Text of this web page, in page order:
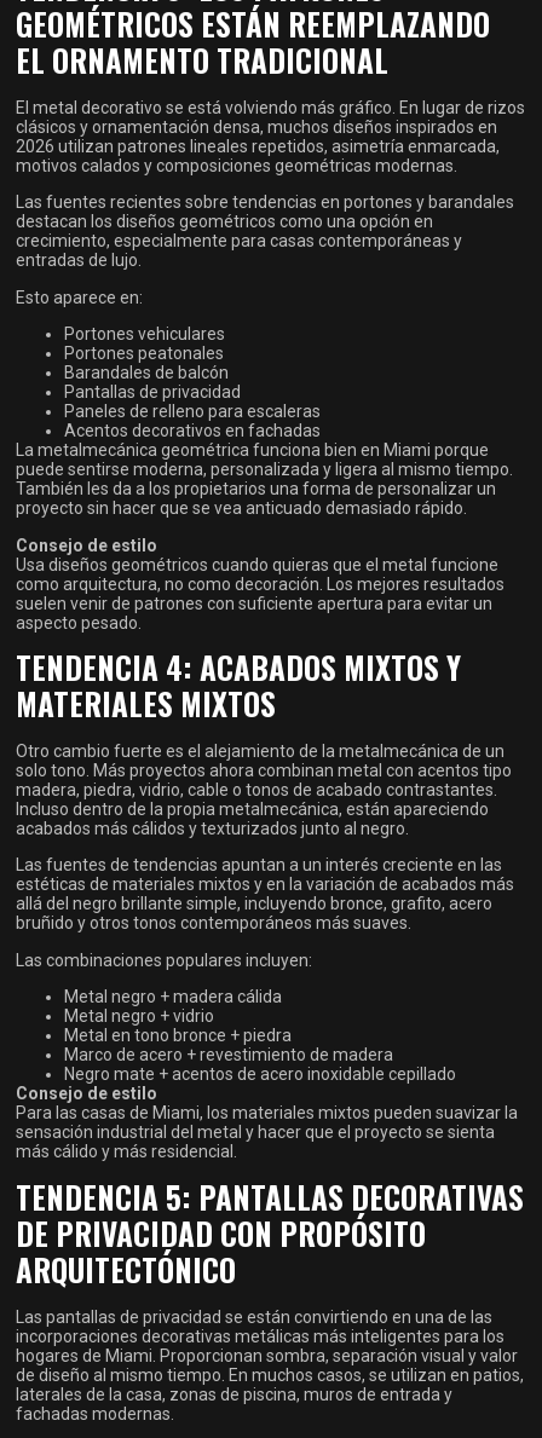
GEOMÉTRICOS ESTÁN REEMPLAZANDO
EL ORNAMENTO TRADICIONAL
El metal decorativo se está volviendo más gráfico. En lugar de rizos
clásicos y ornamentación densa, muchos diseños inspirados en
2026 utilizan patrones lineales repetidos, asimetría enmarcada,
motivos calados y composiciones geométricas modernas.
Las fuentes recientes sobre tendencias en portones y barandales
destacan los diseños geométricos como una opción en
crecimiento, especialmente para casas contemporáneas y
entradas de lujo.
Esto aparece en:
Portones vehiculares
Portones peatonales
Barandales de balcón
Pantallas de privacidad
Paneles de relleno para escaleras
Acentos decorativos en fachadas
La metalmecánica geométrica funciona bien en Miami porque
puede sentirse moderna, personalizada y ligera al mismo tiempo.
También les da a los propietarios una forma de personalizar un
proyecto sin hacer que se vea anticuado demasiado rápido.
Consejo de estilo
Usa diseños geométricos cuando quieras que el metal funcione
como arquitectura, no como decoración. Los mejores resultados
suelen venir de patrones con suficiente apertura para evitar un
aspecto pesado.
TENDENCIA 4: ACABADOS MIXTOS Y
MATERIALES MIXTOS
Otro cambio fuerte es el alejamiento de la metalmecánica de un
solo tono. Más proyectos ahora combinan metal con acentos tipo
madera, piedra, vidrio, cable o tonos de acabado contrastantes.
Incluso dentro de la propia metalmecánica, están apareciendo
acabados más cálidos y texturizados junto al negro.
Las fuentes de tendencias apuntan a un interés creciente en las
estéticas de materiales mixtos y en la variación de acabados más
allá del negro brillante simple, incluyendo bronce, grafito, acero
bruñido y otros tonos contemporáneos más suaves.
Las combinaciones populares incluyen:
Metal negro + madera cálida
Metal negro + vidrio
Metal en tono bronce + piedra
Marco de acero + revestimiento de madera
Negro mate + acentos de acero inoxidable cepillado
Consejo de estilo
Para las casas de Miami, los materiales mixtos pueden suavizar la
sensación industrial del metal y hacer que el proyecto se sienta
más cálido y más residencial.
TENDENCIA 5: PANTALLAS DECORATIVAS
DE PRIVACIDAD CON PROPÓSITO
ARQUITECTÓNICO
Las pantallas de privacidad se están convirtiendo en una de las
incorporaciones decorativas metálicas más inteligentes para los
hogares de Miami. Proporcionan sombra, separación visual y valor
de diseño al mismo tiempo. En muchos casos, se utilizan en patios,
laterales de la casa, zonas de piscina, muros de entrada y
fachadas modernas.